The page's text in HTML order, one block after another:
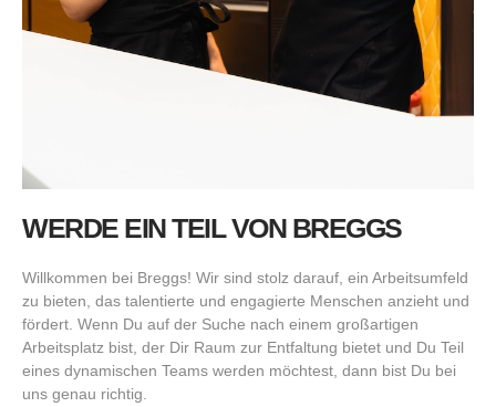
WERDE EIN TEIL VON BREGGS
Willkommen bei Breggs! Wir sind stolz darauf, ein Arbeitsumfeld
zu bieten, das talentierte und engagierte Menschen anzieht und
fördert. Wenn Du auf der Suche nach einem großartigen
Arbeitsplatz bist, der Dir Raum zur Entfaltung bietet und Du Teil
eines dynamischen Teams werden möchtest, dann bist Du bei
uns genau richtig.